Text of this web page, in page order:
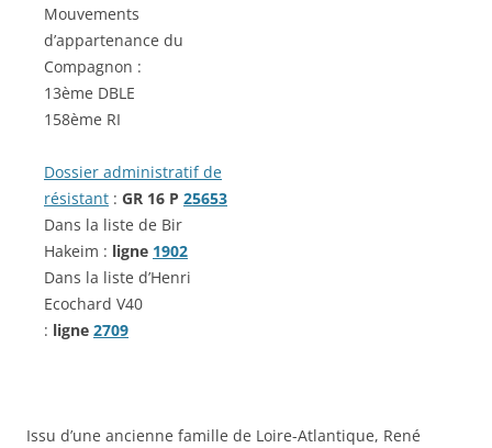
Mouvements
d’appartenance du
Compagnon :
13ème DBLE
158ème RI
Dossier administratif de
résistant : GR 16 P 25653
Dans la liste de Bir
Hakeim : ligne 1902
Dans la liste d’Henri
Ecochard V40
: ligne 2709
Issu d’une ancienne famille de Loire-Atlantique, René